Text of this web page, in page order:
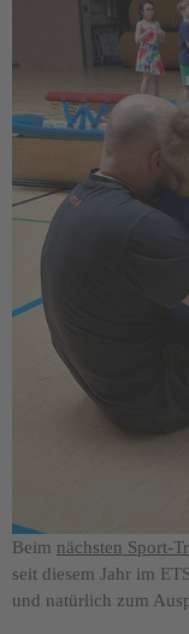
Beim nächsten Sport-
seit diesem Jahr im
und natürlich zum